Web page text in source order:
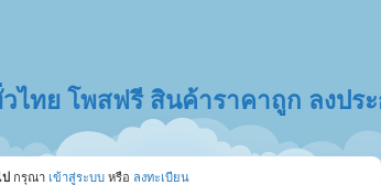
ไทย โพสฟรี สินค้าราคาถูก ลงปร
กรุณา เข้าสู่ระบบ หรือ ลงทะเบียน